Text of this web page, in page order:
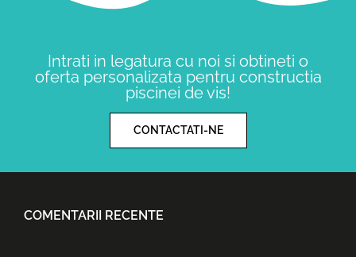
Intrati in legatura cu noi si obtineti o
oferta personalizata pentru constructia
piscinei de vis!
CONTACTATI-NE
COMENTARII RECENTE